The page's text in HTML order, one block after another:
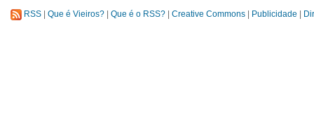
RSS Que é Vieiros? Que é o RSS? Creative Commons Publicidade